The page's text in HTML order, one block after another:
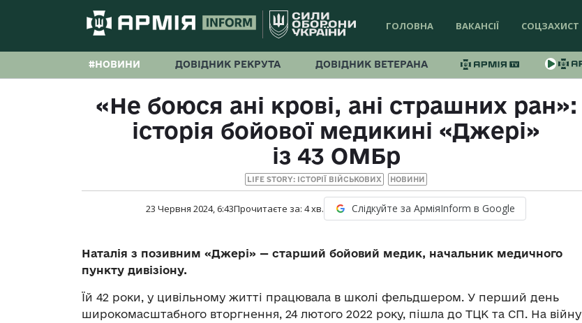
ГОЛОВНА ВАКАНСІЇ СОЦЗАХИСТ
#НОВИНИ ДОВІДНИК РЕКРУТА ДОВІДНИК ВЕТЕРАНА
«Не боюся ані крові, ані страшних ран»:
історія бойової медикині «Джері»
із 43 ОМБр
LIFE STORY: ІСТОРІЇ ВІЙСЬКОВИХ НОВИНИ
23 Червня 2024, 6:43Прочитаєте за: 4хв. Слідкуйте за АрміяInform в Google
Наталія з позивним «Джері» — старший бойовий медик, начальник медичного
пункту дивізіону.
Їй 42 роки, у цивільному житті працювала в школі фельдшером. У перший день
широкомасштабного вторгнення, 24 лютого 2022 року, пішла до ТЦК та СП. На війну